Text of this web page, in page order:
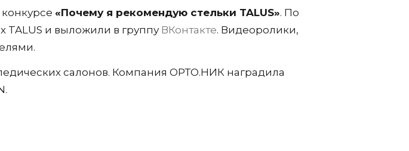
«Почему я рекомендую стельки TALUS». По
TALUS и выложили в группу ВКонтакте. Видеоролики,
салонов. Компания ОРТО.НИК наградила